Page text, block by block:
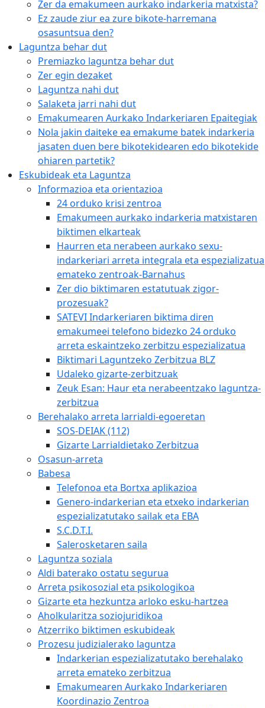
Zer da emakumeen aurkako indarkeria matxista?
Ez zaude ziur ea zure bikote-harremana
osasuntsua den?
Laguntza behar dut
Premiazko laguntza behar dut
Zer egin dezaket
Laguntza nahi dut
Salaketa jarri nahi dut
Emakumearen Aurkako Indarkeriaren Epaitegiak
Nola jakin daiteke ea emakume batek indarkeria
jasaten duen bere bikotekidearen edo bikotekide
ohiaren partetik?
Eskubideak eta Laguntza
Informazioa eta orientazioa
24 orduko krisi zentroa
Emakumeen aurkako indarkeria matxistaren
biktimen elkarteak
Haurren eta nerabeen aurkako sexu-
indarkeriari arreta integrala eta espezializatua
emateko zentroak-Barnahus
Zer dio biktimaren estatutuak zigor-
prozesuak?
SATEVI Indarkeriaren biktima diren
emakumeei telefono bidezko 24 orduko
arreta eskaintzeko zerbitzu espezializatua
Biktimari Laguntzeko Zerbitzua BLZ
Udaleko gizarte-zerbitzuak
Zeuk Esan: Haur eta nerabeentzako laguntza-
zerbitzua
Berehalako arreta larrialdi-egoeretan
SOS-DEIAK (112)
Gizarte Larrialdietako Zerbitzua
Osasun-arreta
Babesa
Telefonoa eta Bortxa aplikazioa
Genero-indarkerian eta etxeko indarkerian
espezializatutako sailak eta EBA
S.C.D.T.I.
Salerosketaren saila
Laguntza soziala
Aldi baterako ostatu segurua
Arreta psikosozial eta psikologikoa
Gizarte eta hezkuntza arloko esku-hartzea
Aholkularitza soziojuridikoa
Atzerriko biktimen eskubideak
Prozesu judizialerako laguntza
Indarkerian espezializatutako berehalako
arreta emateko zerbitzua
Emakumearen Aurkako Indarkeriaren
Koordinazio Zentroa